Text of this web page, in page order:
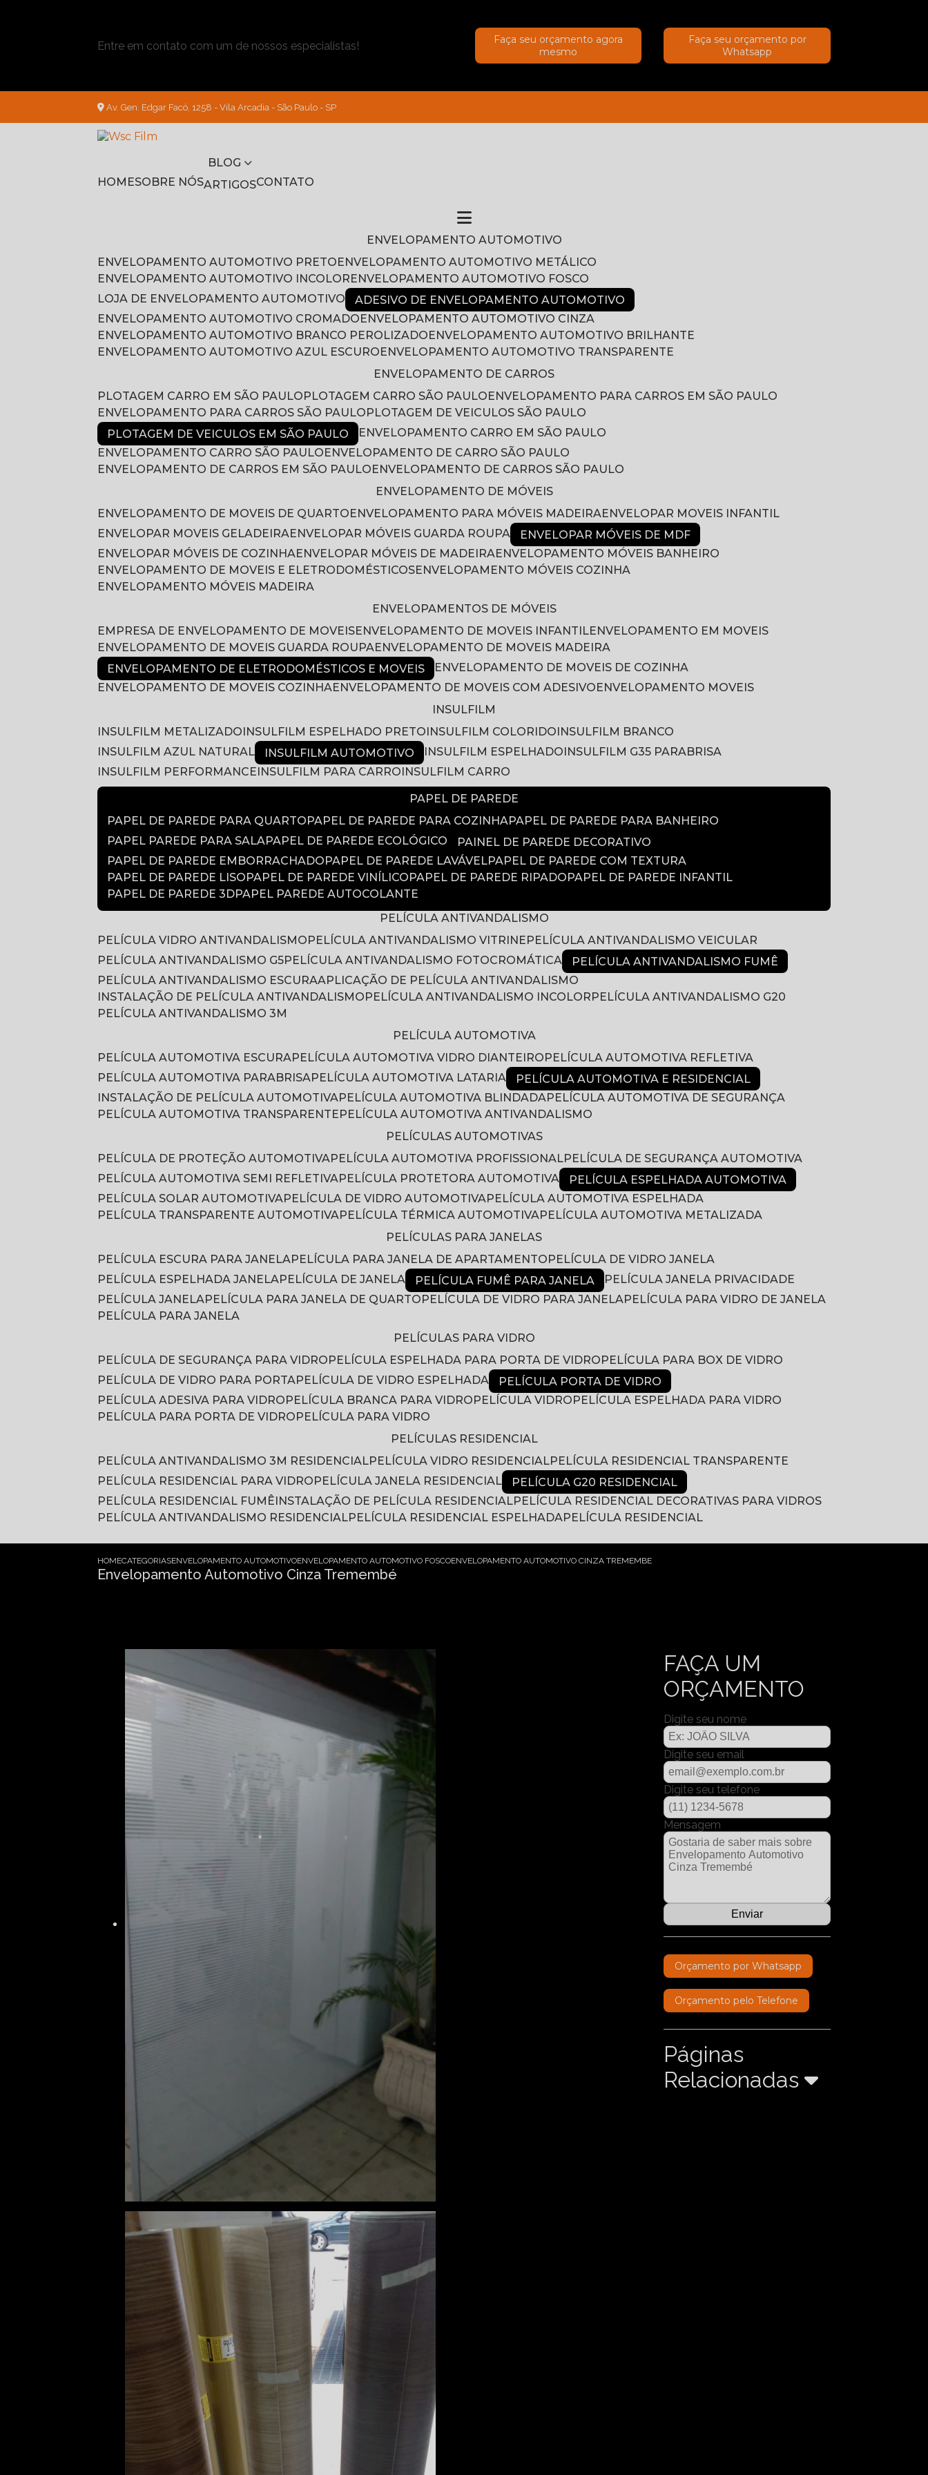
Entre em contato com um de nossos especialistas!
Faça seu orçamento agora
mesmo
Faça seu orçamento por
Whatsapp
Av. Gen. Edgar Facó, 1258 - Vila Arcadia - São Paulo - SP
HOME SOBRE NÓS
BLOG
ARTIGOS
CONTATO
ENVELOPAMENTO AUTOMOTIVO
ENVELOPAMENTO AUTOMOTIVO PRETO
ENVELOPAMENTO AUTOMOTIVO METÁLICO
ENVELOPAMENTO AUTOMOTIVO INCOLOR
ENVELOPAMENTO AUTOMOTIVO FOSCO
LOJA DE ENVELOPAMENTO AUTOMOTIVO
ADESIVO DE ENVELOPAMENTO AUTOMOTIVO
ENVELOPAMENTO AUTOMOTIVO CROMADO
ENVELOPAMENTO AUTOMOTIVO CINZA
ENVELOPAMENTO AUTOMOTIVO BRANCO PEROLIZADO
ENVELOPAMENTO AUTOMOTIVO BRILHANTE
ENVELOPAMENTO AUTOMOTIVO AZUL ESCURO
ENVELOPAMENTO AUTOMOTIVO TRANSPARENTE
ENVELOPAMENTO DE CARROS
PLOTAGEM CARRO EM SÃO PAULO
PLOTAGEM CARRO SÃO PAULO
ENVELOPAMENTO PARA CARROS EM SÃO PAULO
ENVELOPAMENTO PARA CARROS SÃO PAULO
PLOTAGEM DE VEICULOS SÃO PAULO
PLOTAGEM DE VEICULOS EM SÃO PAULO
ENVELOPAMENTO CARRO EM SÃO PAULO
ENVELOPAMENTO CARRO SÃO PAULO
ENVELOPAMENTO DE CARRO SÃO PAULO
ENVELOPAMENTO DE CARROS EM SÃO PAULO
ENVELOPAMENTO DE CARROS SÃO PAULO
ENVELOPAMENTO DE MÓVEIS
ENVELOPAMENTO DE MOVEIS DE QUARTO
ENVELOPAMENTO PARA MÓVEIS MADEIRA
ENVELOPAR MOVEIS INFANTIL
ENVELOPAR MOVEIS GELADEIRA
ENVELOPAR MÓVEIS GUARDA ROUPA
ENVELOPAR MÓVEIS DE MDF
ENVELOPAR MÓVEIS DE COZINHA
ENVELOPAR MÓVEIS DE MADEIRA
ENVELOPAMENTO MÓVEIS BANHEIRO
ENVELOPAMENTO DE MOVEIS E ELETRODOMÉSTICOS
ENVELOPAMENTO MÓVEIS COZINHA
ENVELOPAMENTO MÓVEIS MADEIRA
ENVELOPAMENTOS DE MÓVEIS
EMPRESA DE ENVELOPAMENTO DE MOVEIS
ENVELOPAMENTO DE MOVEIS INFANTIL
ENVELOPAMENTO EM MOVEIS
ENVELOPAMENTO DE MOVEIS GUARDA ROUPA
ENVELOPAMENTO DE MOVEIS MADEIRA
ENVELOPAMENTO DE ELETRODOMÉSTICOS E MOVEIS
ENVELOPAMENTO DE MOVEIS DE COZINHA
ENVELOPAMENTO DE MOVEIS COZINHA
ENVELOPAMENTO DE MOVEIS COM ADESIVO
ENVELOPAMENTO MOVEIS
INSULFILM
INSULFILM METALIZADO INSULFILM ESPELHADO PRETO INSULFILM COLORIDO INSULFILM BRANCO
INSULFILM AZUL NATURAL
INSULFILM AUTOMOTIVO INSULFILM ESPELHADO INSULFILM G35 PARABRISA
INSULFILM PERFORMANCE INSULFILM PARA CARRO INSULFILM CARRO
PAPEL DE PAREDE
PAPEL DE PAREDE PARA QUARTO
PAPEL DE PAREDE PARA COZINHA PAPEL DE PAREDE PARA BANHEIRO
PAPEL PAREDE PARA SALA PAPEL DE PAREDE ECOLÓGICO
PAINEL DE PAREDE DECORATIVO
PAPEL DE PAREDE EMBORRACHADO
PAPEL DE PAREDE LAVÁVEL PAPEL DE PAREDE COM TEXTURA
PAPEL DE PAREDE LISO
PAPEL DE PAREDE VINÍLICO PAPEL DE PAREDE RIPADO
PAPEL DE PAREDE INFANTIL
PAPEL DE PAREDE 3D PAPEL PAREDE AUTOCOLANTE
PELÍCULA ANTIVANDALISMO
PELÍCULA VIDRO ANTIVANDALISMO
PELÍCULA ANTIVANDALISMO VITRINE
PELÍCULA ANTIVANDALISMO VEICULAR
PELÍCULA ANTIVANDALISMO G5
PELÍCULA ANTIVANDALISMO FOTOCROMÁTICA
PELÍCULA ANTIVANDALISMO FUMÊ
PELÍCULA ANTIVANDALISMO ESCURA
APLICAÇÃO DE PELÍCULA ANTIVANDALISMO
INSTALAÇÃO DE PELÍCULA ANTIVANDALISMO
PELÍCULA ANTIVANDALISMO INCOLOR
PELÍCULA ANTIVANDALISMO G20
PELÍCULA ANTIVANDALISMO 3M
PELÍCULA AUTOMOTIVA
PELÍCULA AUTOMOTIVA ESCURA
PELÍCULA AUTOMOTIVA VIDRO DIANTEIRO
PELÍCULA AUTOMOTIVA REFLETIVA
PELÍCULA AUTOMOTIVA PARABRISA
PELÍCULA AUTOMOTIVA LATARIA
PELÍCULA AUTOMOTIVA E RESIDENCIAL
INSTALAÇÃO DE PELÍCULA AUTOMOTIVA
PELÍCULA AUTOMOTIVA BLINDADA
PELÍCULA AUTOMOTIVA DE SEGURANÇA
PELÍCULA AUTOMOTIVA TRANSPARENTE
PELÍCULA AUTOMOTIVA ANTIVANDALISMO
PELÍCULAS AUTOMOTIVAS
PELÍCULA DE PROTEÇÃO AUTOMOTIVA
PELÍCULA AUTOMOTIVA PROFISSIONAL
PELÍCULA DE SEGURANÇA AUTOMOTIVA
PELÍCULA AUTOMOTIVA SEMI REFLETIVA
PELÍCULA PROTETORA AUTOMOTIVA
PELÍCULA ESPELHADA AUTOMOTIVA
PELÍCULA SOLAR AUTOMOTIVA
PELÍCULA DE VIDRO AUTOMOTIVA
PELÍCULA AUTOMOTIVA ESPELHADA
PELÍCULA TRANSPARENTE AUTOMOTIVA
PELÍCULA TÉRMICA AUTOMOTIVA
PELÍCULA AUTOMOTIVA METALIZADA
PELÍCULAS PARA JANELAS
PELÍCULA ESCURA PARA JANELA
PELÍCULA PARA JANELA DE APARTAMENTO
PELÍCULA DE VIDRO JANELA
PELÍCULA ESPELHADA JANELA
PELÍCULA DE JANELA PELÍCULA FUMÊ PARA JANELA
PELÍCULA JANELA PRIVACIDADE
PELÍCULA JANELA
PELÍCULA PARA JANELA DE QUARTO PELÍCULA DE VIDRO PARA JANELA
PELÍCULA PARA VIDRO DE JANELA
PELÍCULA PARA JANELA
PELÍCULAS PARA VIDRO
PELÍCULA DE SEGURANÇA PARA VIDRO
PELÍCULA ESPELHADA PARA PORTA DE VIDRO
PELÍCULA PARA BOX DE VIDRO
PELÍCULA DE VIDRO PARA PORTA
PELÍCULA DE VIDRO ESPELHADA
PELÍCULA PORTA DE VIDRO
PELÍCULA ADESIVA PARA VIDRO
PELÍCULA BRANCA PARA VIDRO PELÍCULA VIDRO
PELÍCULA ESPELHADA PARA VIDRO
PELÍCULA PARA PORTA DE VIDRO
PELÍCULA PARA VIDRO
PELÍCULAS RESIDENCIAL
PELÍCULA ANTIVANDALISMO 3M RESIDENCIAL
PELÍCULA VIDRO RESIDENCIAL
PELÍCULA RESIDENCIAL TRANSPARENTE
PELÍCULA RESIDENCIAL PARA VIDRO
PELÍCULA JANELA RESIDENCIAL
PELÍCULA G20 RESIDENCIAL
PELÍCULA RESIDENCIAL FUMÊ INSTALAÇÃO DE PELÍCULA RESIDENCIAL
PELÍCULA RESIDENCIAL DECORATIVAS PARA VIDROS
PELÍCULA ANTIVANDALISMO RESIDENCIAL
PELÍCULA RESIDENCIAL ESPELHADA PELÍCULA RESIDENCIAL
HOMECATEGORIASENVELOPAMENTO AUTOMOTIVOENVELOPAMENTO AUTOMOTIVO FOSCOENVELOPAMENTO AUTOMOTIVO CINZA TREMEMBE
Envelopamento Automotivo Cinza Tremembé
FAÇA UM
ORÇAMENTO
Digite seu nome
Digite seu email
Digite seu telefone
Mensagem
Orçamento por Whatsapp
Orçamento pelo Telefone
Páginas
Relacionadas